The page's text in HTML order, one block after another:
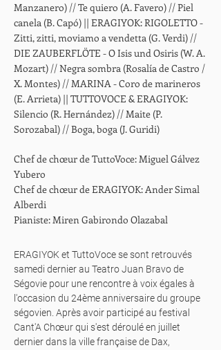
Manzanero) // Te quiero (A. Favero) // Piel
canela (B. Capó) || ERAGIYOK: RIGOLETTO -
Zitti, zitti, moviamo a vendetta (G. Verdi) //
DIE ZAUBERFLÖTE - O Isis und Osiris (W. A.
Mozart) // Negra sombra (Rosalía de Castro /
X. Montes) // MARINA - Coro de marineros
(E. Arrieta) || TUTTOVOCE & ERAGIYOK:
Silencio (R. Hernández) // Maite (P.
Sorozabal) // Boga, boga (J. Guridi)
Chef de chœur de TuttoVoce: Miguel Gálvez
Yubero
Chef de chœur de ERAGIYOK: Ander Simal
Alberdi
Pianiste: Miren Gabirondo Olazabal
ERAGIYOK et TuttoVoce se sont retrouvés
samedi dernier au Teatro Juan Bravo de
Ségovie pour une rencontre à voix égales à
l'occasion du 24ème anniversaire du groupe
ségovien. Après avoir participé au festival
Cant'A Chœur qui s'est déroulé en juillet
dernier dans la ville française de Dax,